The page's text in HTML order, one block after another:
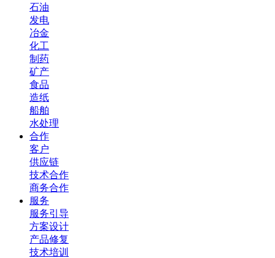
石油
发电
冶金
化工
制药
矿产
食品
造纸
船舶
水处理
合作
客户
供应链
技术合作
商务合作
服务
服务引导
方案设计
产品修复
技术培训